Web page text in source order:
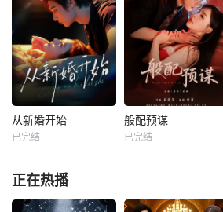
从新婚开始
已完结
般配预谋
已完结
正在热播